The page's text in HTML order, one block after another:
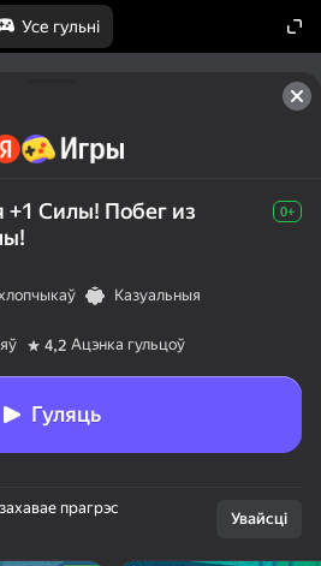
Усе гульні
+1 Силы! Побег из
0+
Казуальныя
4,2 Ацэнка гульцоў
Гуляць
прагрэс
Увайсці